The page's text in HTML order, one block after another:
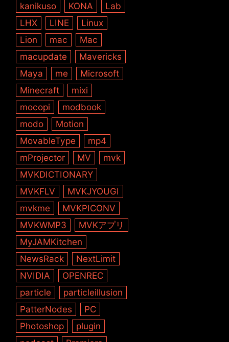
kanikuso
KONA
Lab
LHX
LINE
Linux
Lion
mac
Mac
macupdate
Mavericks
Maya
me
Microsoft
Minecraft
mixi
mocopi
modbook
modo
Motion
MovableType
mp4
mProjector
MV
mvk
MVKDICTIONARY
MVKFLV
MVKJYOUGI
mvkme
MVKPICONV
MVKWMP3
MVKアプリ
MyJAMKitchen
NewsRack
NextLimit
NVIDIA
OPENREC
particle
particleillusion
PatterNodes
PC
Photoshop
plugin